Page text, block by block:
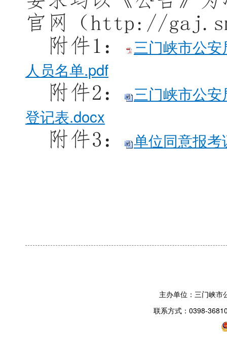
官网（ http://
附件1：
三门峡市公
人员名单.pdf
附件2：
三门峡市公
登记表.docx
附件3： 单位同意报
主办单位：三门峡
联系方式：0398-